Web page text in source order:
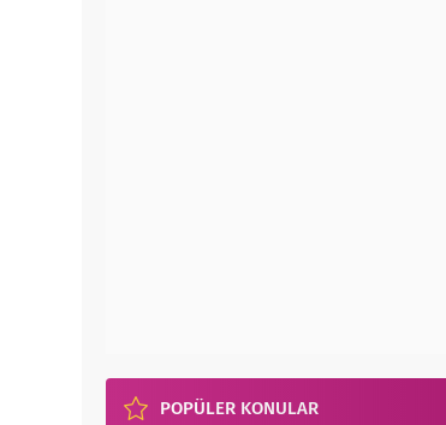
POPÜLER KONULAR